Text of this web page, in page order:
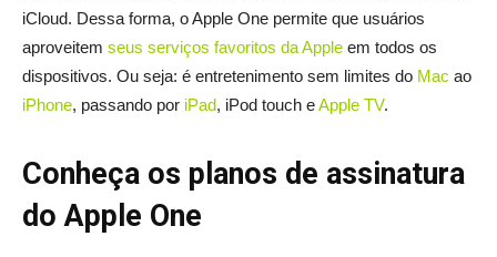
iCloud. Dessa forma, o Apple One permite que usuários
aproveitem seus serviços favoritos da Apple em todos os
dispositivos. Ou seja: é entretenimento sem limites do Mac ao
iPhone, passando por iPad, iPod touch eApple TV.
Conheça os planos de assinatura
do Apple One